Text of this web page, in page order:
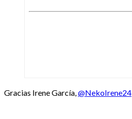
Gracias Irene García, @NekoIrene24